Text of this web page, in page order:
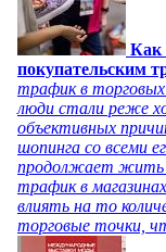
Как
покупательским
трафик в
люди стали реже
объективных
шопинга со всеми
продолжает жить
трафик в
влиять на то
торговые точки,